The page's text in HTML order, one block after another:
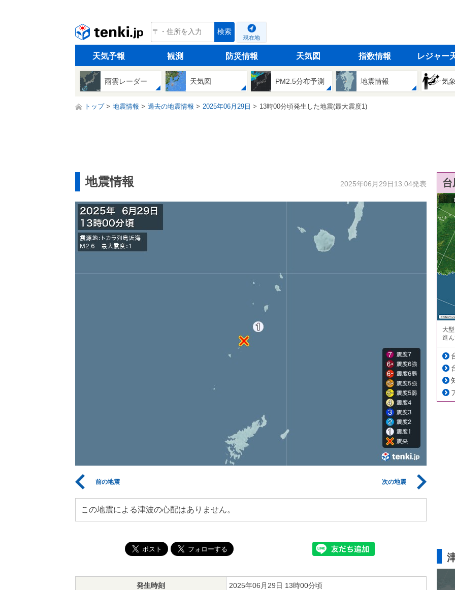
tenki.jp 検索
現在地
天気予報 観測 防災情報 天気図 指数情報 レジャー
雨雲レーダー 天気図 PM2.5分布予測 地震情報 気
トップ 地震情報 過去の地震情報 2025年06月29日 13時00分頃発生した地震(最大震度1)
地震情報 2025年06月29日13:04発表
前の地震 次の地震
この地震による津波の心配はありません。
発生時刻 2025年06月29日 13時00分頃
大
進